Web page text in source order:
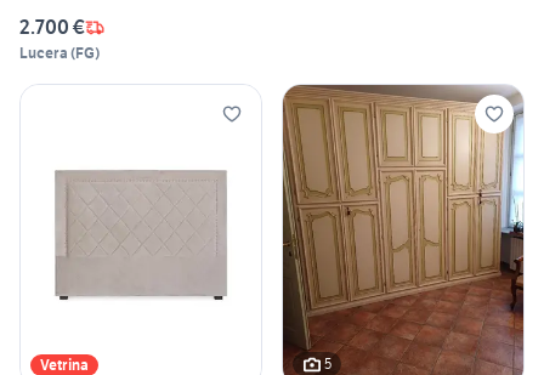
2.700 €
Lucera (FG)
Vetrina 5